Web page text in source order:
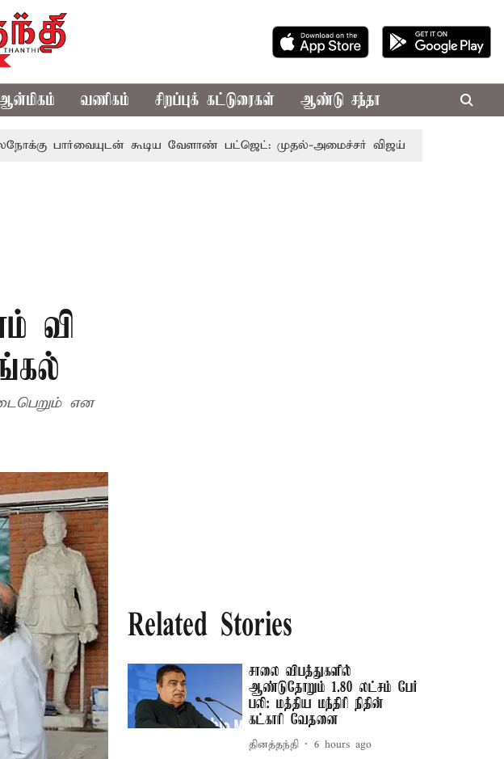
வணிகம் சிறப்புக் கட்டுரைகள் ஆண்டு சந்தா
கூடிய வேளாண் பட்ஜெட்: முதல்-அமைச்சர் விஜய் தமிழக அரசியலில்
வி
என
Related Stories
சாலை விபத்துகளில்
ஆண்டுதோறும் 1.80 லட்சம் பேர்
பலி: மத்திய மந்திரி நிதின்
கட்காரி வேதனை
தினத்தந்தி 6 hours ago